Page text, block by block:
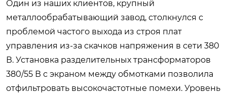
Один из наших клиентов, крупный
металлообрабатывающий завод, столкнулся с
проблемой частого выхода из строя плат
управления из-за скачков напряжения в сети 380
В. Установка разделительных трансформаторов
380/55 В с экраном между обмотками позволила
отфильтровать высокочастотные помехи. Уровень